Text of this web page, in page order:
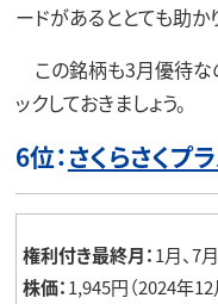
ードがあるととても助か
この銘柄も3月優待な
ックしておきましょう。
6位：さくらさくプ
権利付き最終月：1月、7
株価：1,945円（2024年12